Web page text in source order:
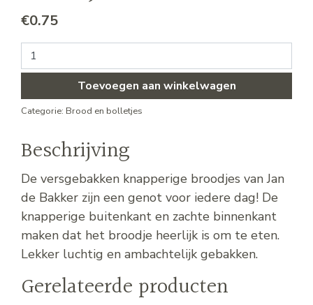
€0.75
Krokante harde witte bolletjes aantal
Toevoegen aan winkelwagen
Categorie: Brood en bolletjes
Beschrijving
De versgebakken knapperige broodjes van Jan
de Bakker zijn een genot voor iedere dag! De
knapperige buitenkant en zachte binnenkant
maken dat het broodje heerlijk is om te eten.
Lekker luchtig en ambachtelijk gebakken.
Gerelateerde producten